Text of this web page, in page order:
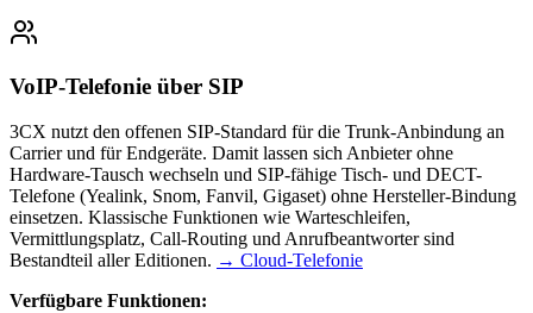
VoIP-Telefonie über SIP
3CX nutzt den offenen SIP-Standard für die Trunk-Anbindung an
Carrier und für Endgeräte. Damit lassen sich Anbieter ohne
Hardware-Tausch wechseln und SIP-fähige Tisch- und DECT-
Telefone (Yealink, Snom, Fanvil, Gigaset) ohne Hersteller-Bindung
einsetzen. Klassische Funktionen wie Warteschleifen,
Vermittlungsplatz, Call-Routing und Anrufbeantworter sind
Bestandteil aller Editionen. → Cloud-Telefonie
Verfügbare Funktionen: